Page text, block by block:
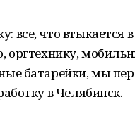
что втыкается в
батарейки, мы
в Челябинск.